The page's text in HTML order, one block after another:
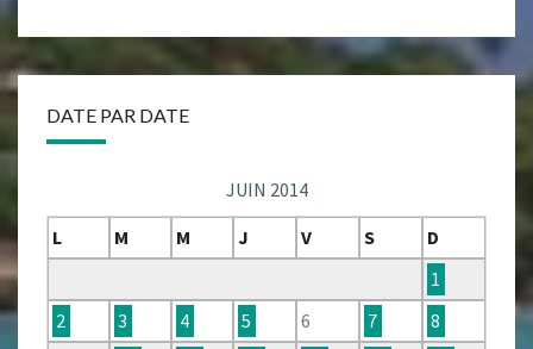
DATE PAR DATE
JUIN 2014
L
M M J V S
D
1
2
3 4 5 6 7
8